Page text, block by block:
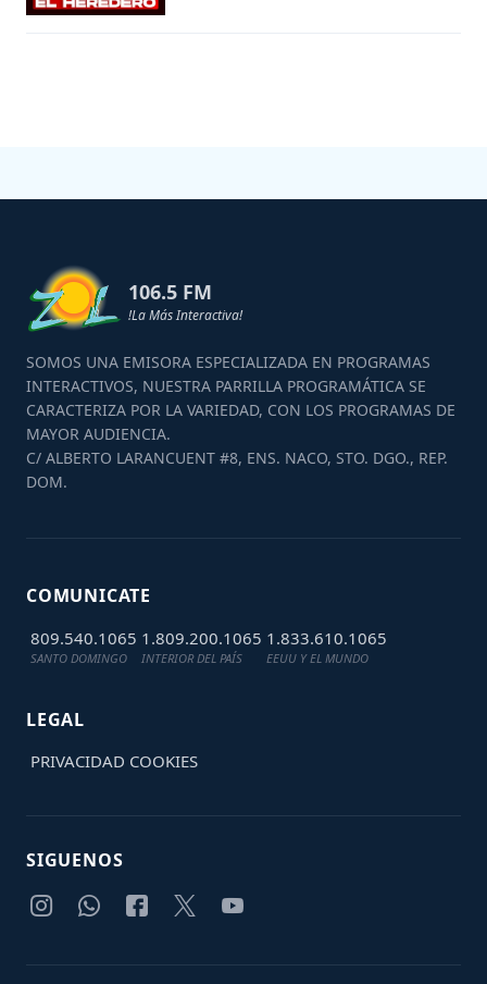
106.5 FM
!La Más Interactiva!
SOMOS UNA EMISORA ESPECIALIZADA EN PROGRAMAS
INTERACTIVOS, NUESTRA PARRILLA PROGRAMÁTICA SE
CARACTERIZA POR LA VARIEDAD, CON LOS PROGRAMAS DE
MAYOR AUDIENCIA.
C/ ALBERTO LARANCUENT #8, ENS. NACO, STO. DGO., REP.
DOM.
COMUNICATE
809.540.1065
SANTO DOMINGO
1.809.200.1065
INTERIOR DEL PAÍS
1.833.610.1065
EEUU Y EL MUNDO
LEGAL
PRIVACIDAD COOKIES
SIGUENOS